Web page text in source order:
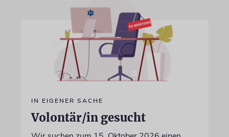
IN EIGENER SACHE
Volontär/in gesucht